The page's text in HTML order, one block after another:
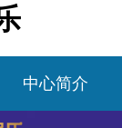
中心简介